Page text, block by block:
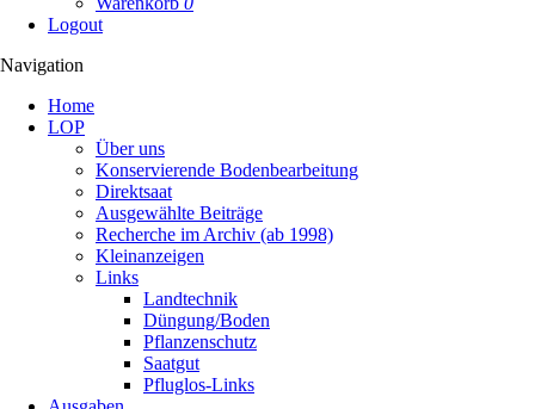
Logout
Navigation
überspringen
Home
LOP
Über uns
Konservierende Bodenbearbeitung
Direktsaat
Ausgewählte Beiträge
Recherche im Archiv (ab 1998)
Kleinanzeigen
Links
Landtechnik
Düngung/Boden
Pflanzenschutz
Saatgut
Pfluglos-Links